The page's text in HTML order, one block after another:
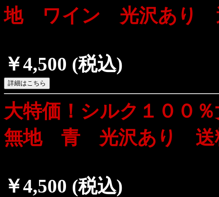
地 ワイン 光沢あり
￥4,500 (税込)
大特価！シルク１０
無地 青 光沢あり 送
￥4,500 (税込)